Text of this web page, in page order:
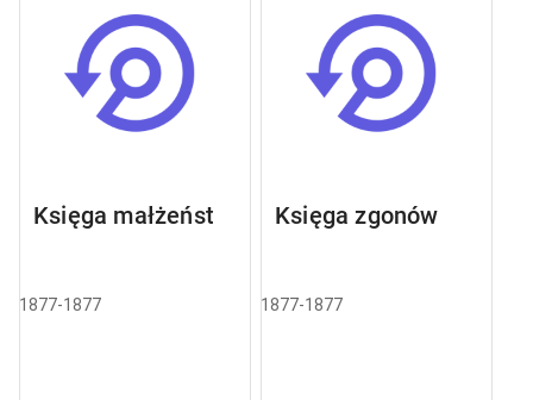
Księga małżeństw
1877-1877
Księga zgonów
1877-1877